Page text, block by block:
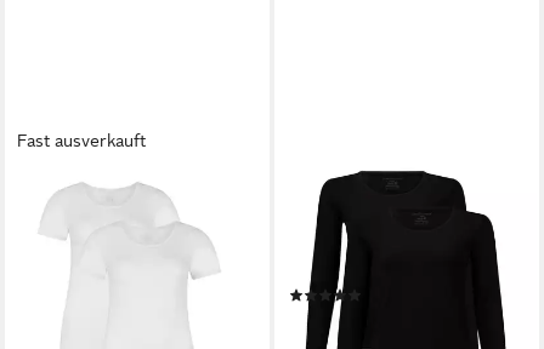
Fast ausverkauft
BAMBOO BASICS
Unterhemd Damen T-Shirt
2er Pack Viskose KATE
(Packung, 2er Pack)
lieferbar - in 2-3 Werktagen bei dir
BAMBOO BASICS
Unterhemd Damen
Longsleeve 2er Pack Viskose
LARA (Packung, 2er Pack)
44,95 €
lieferbar - in 2-3 Werktagen bei dir